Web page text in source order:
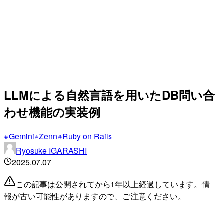
LLMによる自然言語を用いたDB問い合
わせ機能の実装例
Gemini Zenn Ruby on Rails
Ryosuke IGARASHI
2025.07.07
この記事は公開されてから1年以上経過しています。情
報が古い可能性がありますので、ご注意ください。